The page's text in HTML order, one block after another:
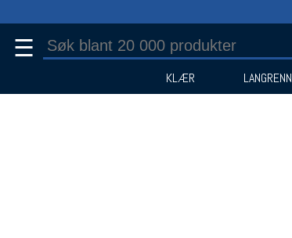
☰
KLÆR LANGRENN